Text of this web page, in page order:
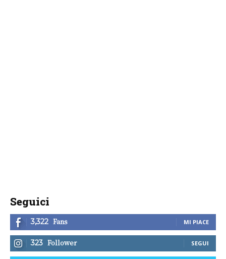
Seguici
3,322 Fans MI PIACE
323 Follower SEGUI